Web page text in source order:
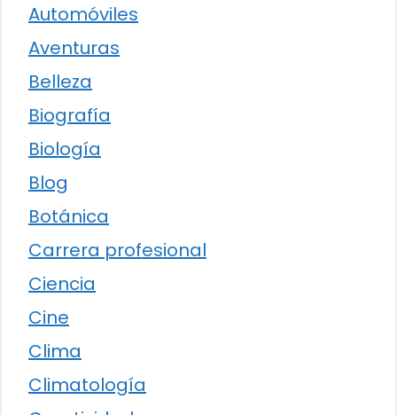
Automóviles
Aventuras
Belleza
Biografía
Biología
Blog
Botánica
Carrera profesional
Ciencia
Cine
Clima
Climatología